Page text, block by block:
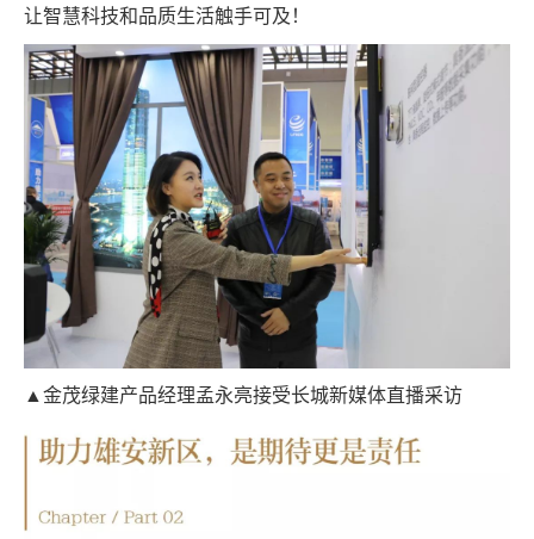
让智慧科技和品质生活触手可及！
▲金茂绿建产品经理孟永亮接受长城新媒体直播采访